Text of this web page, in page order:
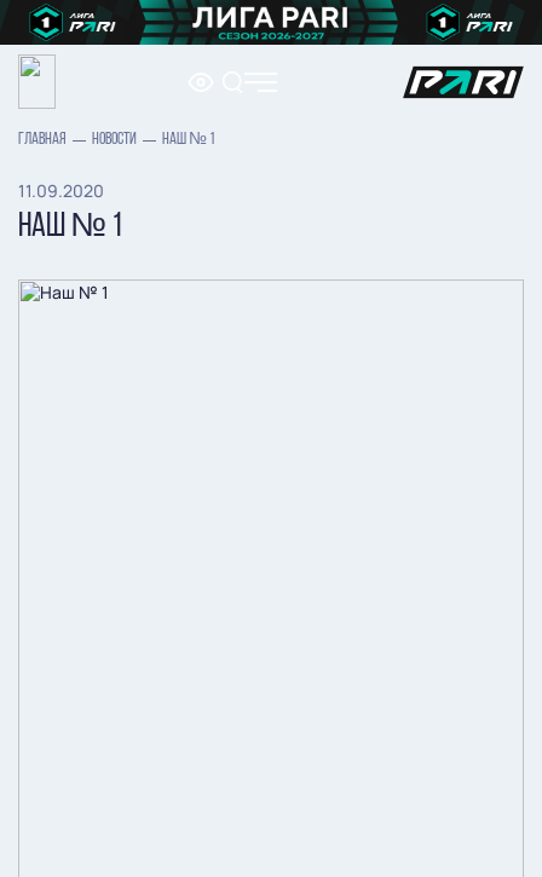
ГЛАВНАЯ НОВОСТИ НАШ № 1
11.09.2020
НАШ № 1